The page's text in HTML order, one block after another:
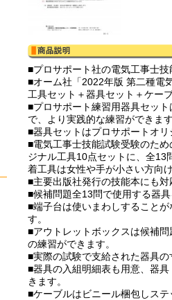
■プロサポート社の電気工事士
■オーム社「2022年版 第二種電
工具セット＋器具セット＋ケー
■プロサポート練習用器具セッ
で、より実践的な練習ができま
■器具セットはプロサポートオ
■電気工事士技能試験受験のた
ジナル工具10点セットに、全13
着工具は女性や手が小さい方向
■主要出版社発行の技能本にも対
■候補問題全13問で使用する器
■端子台は使いまわしすること
す。
■アウトレットボックスは候補
の練習ができます。
■実際の試験で支給された器具
■器具の入組明細表も用意、器
きます。
■ケーブルはビニール梱包しス